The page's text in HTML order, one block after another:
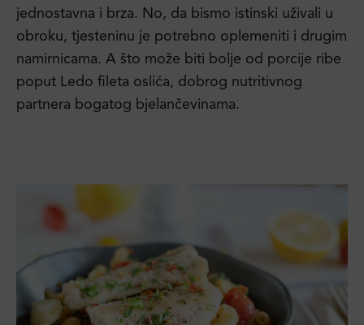
jednostavna i brza. No, da bismo istinski uživali u
obroku, tjesteninu je potrebno oplemeniti i drugim
namirnicama. A što može biti bolje od porcije ribe
poput Ledo fileta oslića, dobrog nutritivnog
partnera bogatog bjelančevinama.